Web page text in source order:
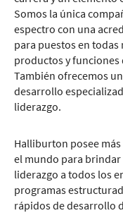
Somos la única
espectro con una
para puestos en todas
productos y
También ofrecemos
desarrollo
liderazgo.
Halliburton posee
el mundo para brindar
liderazgo a todos los
programas
rápidos de desarrollo